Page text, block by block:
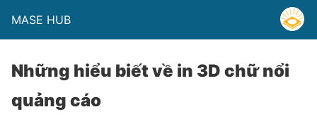
MASE HUB
Những hiểu biết về in 3D chữ nổi
quảng cáo